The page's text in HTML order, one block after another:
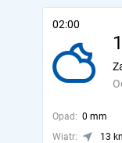
02:00
Opad: 0 mm
Wiatr:
13